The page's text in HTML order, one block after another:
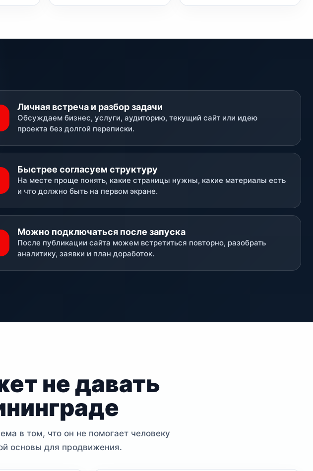
Личная встреча и разбор задачи
Обсуждаем бизнес, услуги, аудиторию, текущий сайт или идею
проекта без долгой переписки.
Быстрее согласуем структуру
На месте проще понять, какие страницы нужны, какие материалы есть
и что должно быть на первом экране.
Можно подключаться после запуска
После публикации сайта можем встретиться повторно, разобрать
аналитику, заявки и план доработок.
не давать
в том, что он не помогает человеку
основы для продвижения.